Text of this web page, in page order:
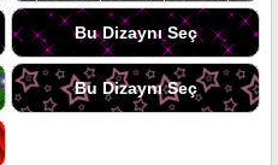
Bu Dizaynı Seç
Bu Dizaynı Seç